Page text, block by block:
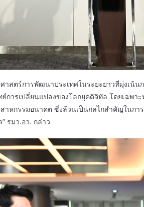
าสตร์การพัฒนาประเทศในระยะยาวที่มุ่งเน้
การเปลี่ยนแปลงของโลกยุคดิจิทัล โดยเฉพ
สาหกรรมอนาคต ซึ่งล้วนเป็นกลไกสำคัญในก
รมว.อว. กล่าว